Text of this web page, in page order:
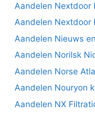
Aandelen Nextdoor
Aandelen Nextdoor
Aandelen Nieuws
Aandelen Norilsk
Aandelen Norse
Aandelen Nouryon
Aandelen NX